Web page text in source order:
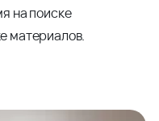
на поиске
материалов.